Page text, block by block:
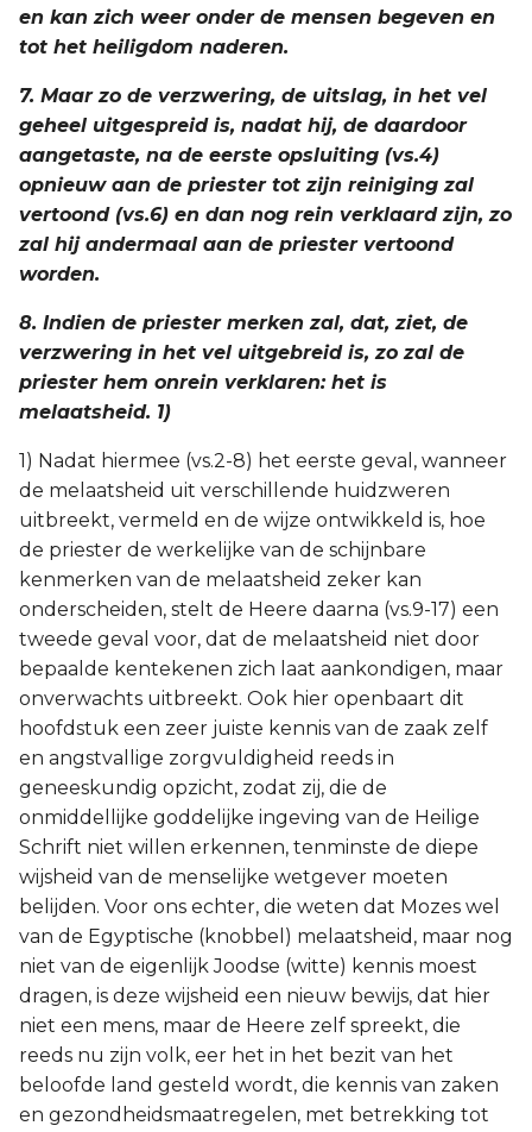
en kan zich weer onder de mensen begeven en
tot het heiligdom naderen.
7. Maar zo de verzwering, de uitslag, in het vel
geheel uitgespreid is, nadat hij, de daardoor
aangetaste, na de eerste opsluiting (vs.4)
opnieuw aan de priester tot zijn reiniging zal
vertoond (vs.6) en dan nog rein verklaard zijn, zo
zal hij andermaal aan de priester vertoond
worden.
8. Indien de priester merken zal, dat, ziet, de
verzwering in het vel uitgebreid is, zo zal de
priester hem onrein verklaren: het is
melaatsheid. 1)
1) Nadat hiermee (vs.2-8) het eerste geval, wanneer
de melaatsheid uit verschillende huidzweren
uitbreekt, vermeld en de wijze ontwikkeld is, hoe
de priester de werkelijke van de schijnbare
kenmerken van de melaatsheid zeker kan
onderscheiden, stelt de Heere daarna (vs.9-17) een
tweede geval voor, dat de melaatsheid niet door
bepaalde kentekenen zich laat aankondigen, maar
onverwachts uitbreekt. Ook hier openbaart dit
hoofdstuk een zeer juiste kennis van de zaak zelf
en angstvallige zorgvuldigheid reeds in
geneeskundig opzicht, zodat zij, die de
onmiddellijke goddelijke ingeving van de Heilige
Schrift niet willen erkennen, tenminste de diepe
wijsheid van de menselijke wetgever moeten
belijden. Voor ons echter, die weten dat Mozes wel
van de Egyptische (knobbel) melaatsheid, maar nog
niet van de eigenlijk Joodse (witte) kennis moest
dragen, is deze wijsheid een nieuw bewijs, dat hier
niet een mens, maar de Heere zelf spreekt, die
reeds nu zijn volk, eer het in het bezit van het
beloofde land gesteld wordt, die kennis van zaken
en gezondheidsmaatregelen, met betrekking tot